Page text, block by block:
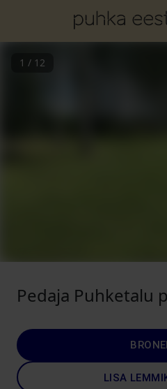
1 / 12
Pedaja Puhketalu
LISA